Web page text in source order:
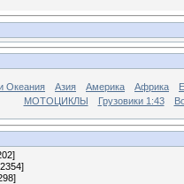
Океания Азия Америка Африка
МОТОЦИКЛЫ
Грузовики 1:43